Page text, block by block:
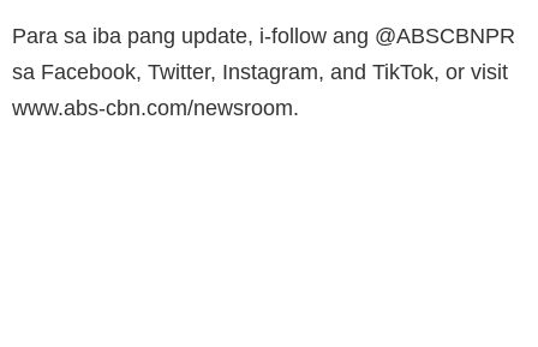
Para sa iba pang update, i-follow ang @ABSCBNPR
sa Facebook, Twitter, Instagram, and TikTok, or visit
www.abs-cbn.com/newsroom.